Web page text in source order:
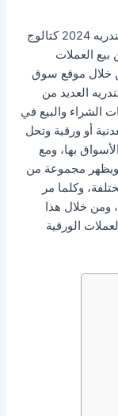
اماكن بيع العملات القديمه و النادرة في الاسكندريه 2024 كتالوج
بيع العملات
العديد من
الشراء والبيع في
أو ورقية وتحل
بها، ومع
ويظهر مجموعة من
وكلما مر
ومن خلال هذا
الورقية